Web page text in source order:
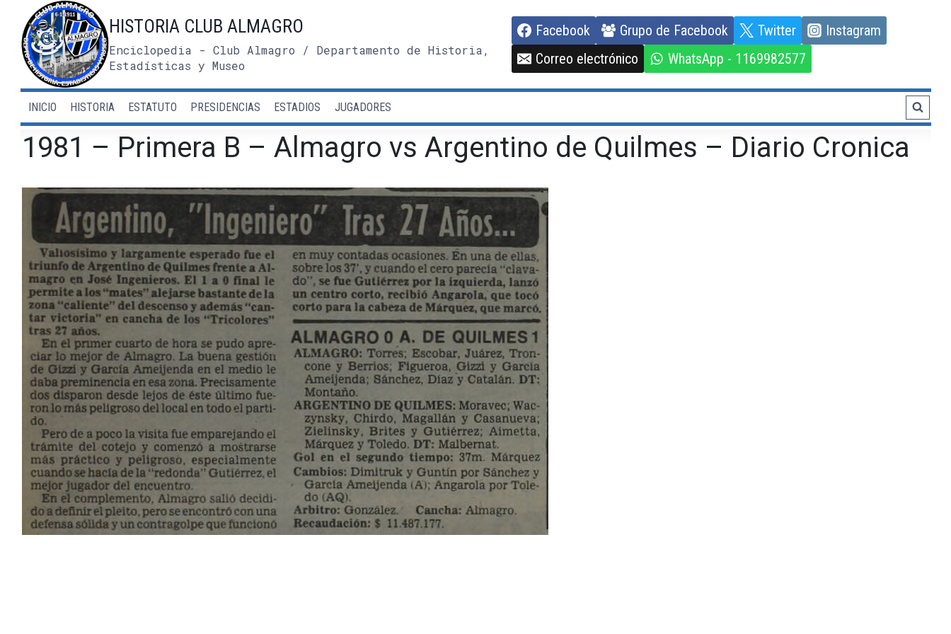
contenido
HISTORIA CLUB ALMAGRO
Enciclopedia - Club Almagro / Departamento de Historia,
Estadísticas y Museo
Facebook Grupo de Facebook Twitter
Instagram
Correo electrónico
WhatsApp - 1169982577
INICIO HISTORIA ESTATUTO PRESIDENCIAS ESTADIOS JUGADORES
1981 – Primera B – Almagro vs Argentino de Quilmes – Diario Cronica